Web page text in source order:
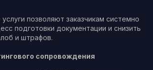
позволяют заказчикам системно
подготовки документации и снизить
и штрафов.
сопровождения